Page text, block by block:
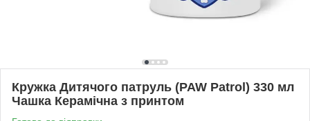
Кружка Дитячого патруль (PAW Patrol) 330 мл
Чашка Керамічна з принтом